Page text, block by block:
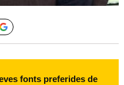
fonts preferides de